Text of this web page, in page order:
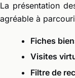
La présentation
agréable à
Fiches
Visites
Filtre de